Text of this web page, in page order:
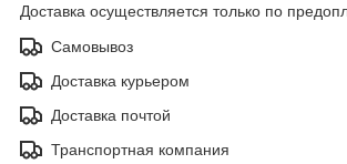
Доставка осуществляется только по
Самовывоз
Доставка курьером
Доставка почтой
Транспортная компания